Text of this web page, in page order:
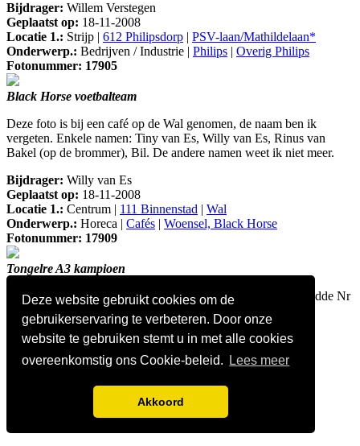
Deze website gebruikt cookies om de
gebruikerservaring te verbeteren. Door onze
website te gebruiken stemt u in met alle cookies
overeenkomstig ons Cookie-beleid.
Lees meer
Akkoord
Bijdrager: Willem Verstegen
Geplaatst op: 18-11-2008
Locatie 1.: Strijp | 612 Philipsdorp | PSV-laan/Mathildelaan*
Onderwerp.: Bedrijven / Industrie | Philips | Overig Philips
Fotonummer: 17905
Black Horse voetbalteam
Deze foto is bij een café op de Wal genomen, de naam ben ik
vergeten. Enkele namen: Tiny van Es, Willy van Es, Rinus van
Bakel (op de brommer), Bil. De andere namen weet ik niet meer.
Bijdrager: Willy van Es
Geplaatst op: 18-11-2008
Locatie 1.: Centrum | 111 Binnenstad | Wal
Onderwerp.: Horeca | Cafés | Woensel, Black Horse
Fotonummer: 17909
Tongelre A3 kampioen
v.v. Tongelre A3 kampioen seizoen 1958/59. Nr 3: Gerrit Gudde Nr
5: Toon van Overbruggen
Bijdrager:Cor Boon
Geplaatst op:
18-11-2008
Locatie 1.:Tongelre |322 Doornakkers-Oost
Tongelre B7 kampioen